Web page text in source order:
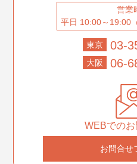
営業
平日 10:00～19:00
東京 03-
大阪 06-
WEBでの
お問合せ